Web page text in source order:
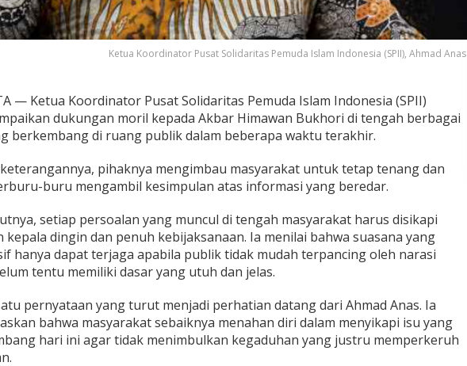
e
t
a
n
a
n
g
i
k
a
i
I
s
u
y
n
g
M
Ketua Koordinator Pusat Solidaritas Pemuda Islam Indonesia (SPII), Ahmad Anas
— Ketua Koordinator Pusat Solidaritas Pemuda Islam Indonesia (SPII)
dukungan moril kepada Akbar Himawan Bukhori di tengah berbagai
berkembang di ruang publik dalam beberapa waktu terakhir.
pihaknya mengimbau masyarakat untuk tetap tenang dan
buru mengambil kesimpulan atas informasi yang beredar.
setiap persoalan yang muncul di tengah masyarakat harus disikapi
kepala dingin dan penuh kebijaksanaan. Ia menilai bahwa suasana yang
hanya dapat terjaga apabila publik tidak mudah terpancing oleh narasi
tentu memiliki dasar yang utuh dan jelas.
pernyataan yang turut menjadi perhatian datang dari Ahmad Anas. Ia
bahwa masyarakat sebaiknya menahan diri dalam menyikapi isu yang
hari ini agar tidak menimbulkan kegaduhan yang justru memperkeruh